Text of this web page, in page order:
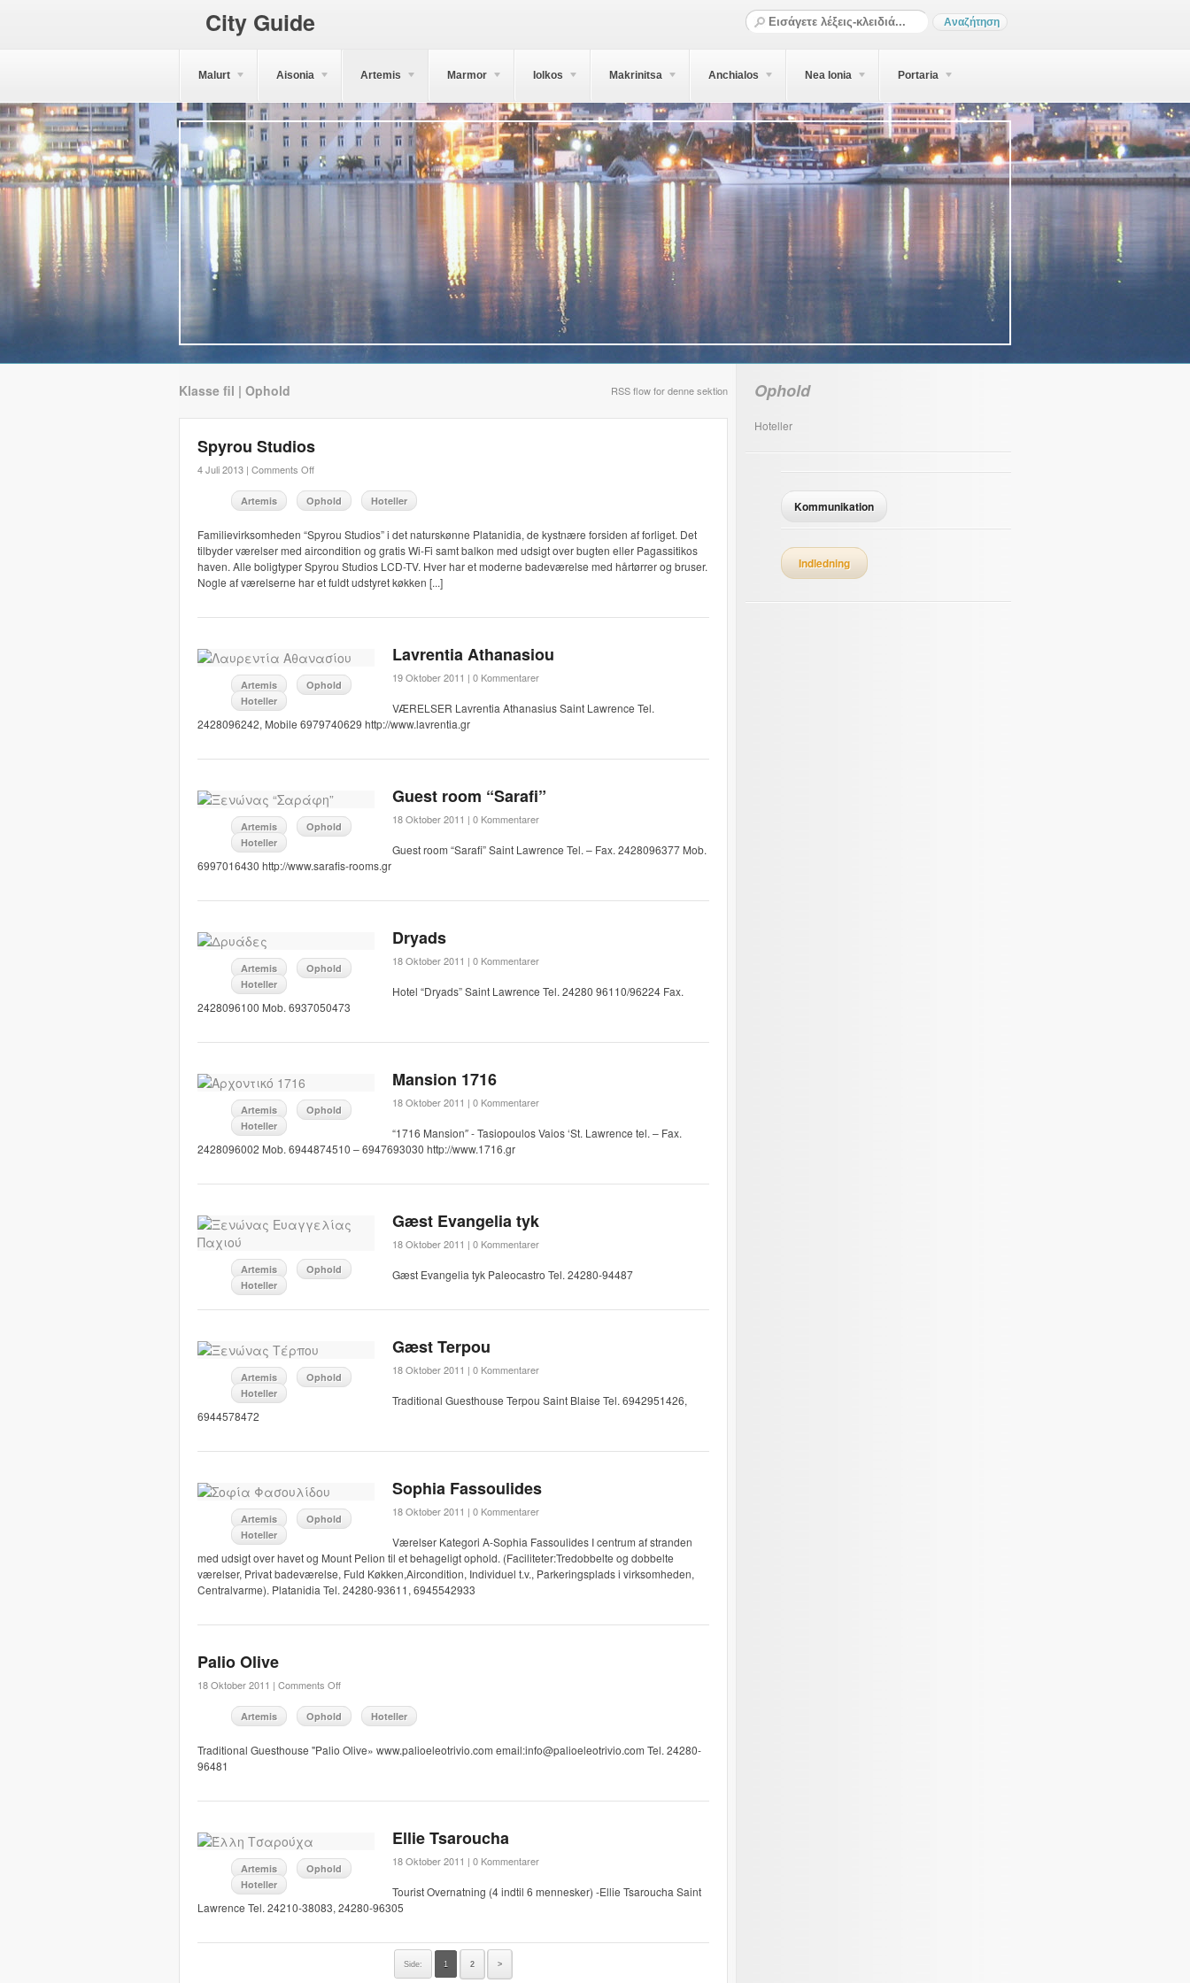
City Guide
Malurt Aisonia Artemis Marmor Iolkos Makrinitsa Anchialos Nea Ionia Portaria
Klasse fil | Ophold RSS flow for denne sektion
Spyrou Studios
4 Juli 2013 | Comments Off
Artemis Ophold Hoteller
Familievirksomheden “Spyrou Studios” i det naturskønne Platanidia, de kystnære forsiden af ​​forliget. Det
tilbyder værelser med aircondition og gratis Wi-Fi samt balkon med udsigt over bugten eller Pagassitikos
haven. Alle boligtyper Spyrou Studios LCD-TV. Hver har et moderne badeværelse med hårtørrer og bruser.
Nogle af værelserne har et fuldt udstyret køkken [...]
Artemis
Ophold
Hoteller
Lavrentia Athanasiou
19 Oktober 2011 | 0 Kommentarer
VÆRELSER Lavrentia Athanasius Saint Lawrence Tel.
2428096242, Mobile 6979740629 http://www.lavrentia.gr
Artemis
Ophold
Hoteller
Guest room “Sarafi”
18 Oktober 2011 | 0 Kommentarer
Guest room “Sarafi” Saint Lawrence Tel. – Fax. 2428096377 Mob.
6997016430 http://www.sarafis-rooms.gr
Artemis
Ophold
Hoteller
Dryads
18 Oktober 2011 | 0 Kommentarer
Hotel “Dryads” Saint Lawrence Tel. 24280 96110/96224 Fax.
2428096100 Mob. 6937050473
Artemis
Ophold
Hoteller
Mansion 1716
18 Oktober 2011 | 0 Kommentarer
“1716 Mansion″ - Tasiopoulos Vaios ‘St. Lawrence tel. – Fax.
2428096002 Mob. 6944874510 – 6947693030 http://www.1716.gr
Artemis
Ophold
Hoteller
Gæst Evangelia tyk
18 Oktober 2011 | 0 Kommentarer
Gæst Evangelia tyk Paleocastro Tel. 24280-94487
Artemis
Ophold
Hoteller
Gæst Terpou
18 Oktober 2011 | 0 Kommentarer
Traditional Guesthouse Terpou Saint Blaise Tel. 6942951426,
6944578472
Artemis
Ophold
Hoteller
Sophia Fassoulides
18 Oktober 2011 | 0 Kommentarer
Værelser Kategori A-Sophia Fassoulides I centrum af stranden
med udsigt over havet og Mount Pelion til et behageligt ophold. (Faciliteter:Tredobbelte og dobbelte
værelser, Privat badeværelse, Fuld Køkken,Aircondition, Individuel t.v., Parkeringsplads i virksomheden,
Centralvarme). Platanidia Tel. 24280-93611, 6945542933
Palio Olive
18 Oktober 2011 | Comments Off
Artemis Ophold Hoteller
Traditional Guesthouse "Palio Olive» www.palioeleotrivio.com email:info@palioeleotrivio.com Tel. 24280-
96481
Artemis
Ophold
Hoteller
Ellie Tsaroucha
18 Oktober 2011 | 0 Kommentarer
Tourist Overnatning (4 indtil 6 mennesker) -Ellie Tsaroucha Saint
Lawrence Tel. 24210-38083, 24280-96305
Side: 1 2 >
Ophold
Hoteller
Kommunikation
Indledning